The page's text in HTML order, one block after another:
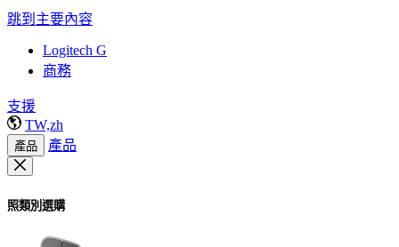
跳到主要內容
Logitech G
商務
支援
TW,zh
產品 產品
照類別選購